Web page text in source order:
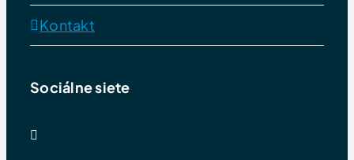
Kontakt
Sociálne siete